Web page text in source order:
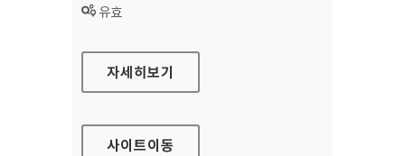
상태 :
유효
금융규제·법령해석포털
자세히보기
사이트이동